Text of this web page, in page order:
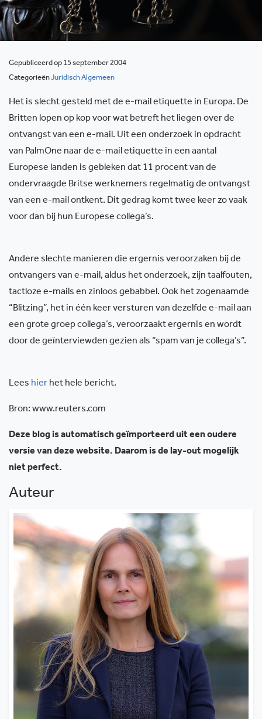
Gepubliceerd op 15 september 2004
CategorieënJuridisch Algemeen
Het is slecht gesteld met de e-mail etiquette in Europa. De
Britten lopen op kop voor wat betreft het liegen over de
ontvangst van een e-mail. Uit een onderzoek in opdracht
van PalmOne naar de e-mail etiquette in een aantal
Europese landen is gebleken dat 11 procent van de
ondervraagde Britse werknemers regelmatig de ontvangst
van een e-mail ontkent. Dit gedrag komt twee keer zo vaak
voor dan bij hun Europese collega’s.
Andere slechte manieren die ergernis veroorzaken bij de
ontvangers van e-mail, aldus het onderzoek, zijn taalfouten,
tactloze e-mails en zinloos gebabbel. Ook het zogenaamde
“Blitzing”, het in één keer versturen van dezelfde e-mail aan
een grote groep collega’s, veroorzaakt ergernis en wordt
door de geïnterviewden gezien als “spam van je collega’s”.
Lees hier het hele bericht.
Bron: www.reuters.com
Deze blog is automatisch geïmporteerd uit een oudere
versie van deze website. Daarom is de lay-out mogelijk
niet perfect.
Auteur